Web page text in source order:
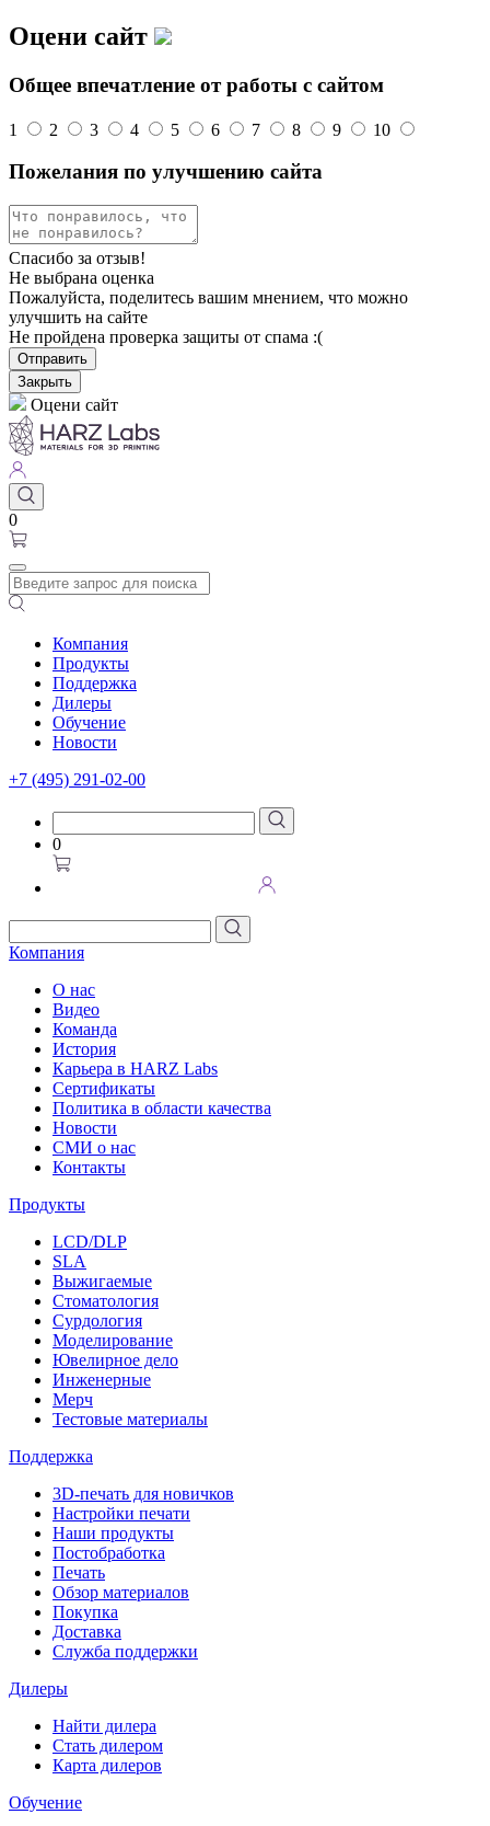
Оцени сайт
Общее впечатление от работы с сайтом
1 2 3 4 5 6 7 8 9 10
Пожелания по улучшению сайта
Спасибо за отзыв!
Не выбрана оценка
Пожалуйста, поделитесь вашим мнением, что можно
улучшить на сайте
Не пройдена проверка защиты от спама :(
Отправить
Закрыть
Оцени сайт
0
Компания
Продукты
Поддержка
Дилеры
Обучение
Новости
+7 (495) 291-02-00
0
Компания
О нас
Видео
Команда
История
Карьера в HARZ Labs
Сертификаты
Политика в области качества
Новости
СМИ о нас
Контакты
Продукты
LCD/DLP
SLA
Выжигаемые
Стоматология
Сурдология
Моделирование
Ювелирное дело
Инженерные
Мерч
Тестовые материалы
Поддержка
3D-печать для новичков
Настройки печати
Наши продукты
Постобработка
Печать
Обзор материалов
Покупка
Доставка
Служба поддержки
Дилеры
Найти дилера
Cтать дилером
Карта дилеров
Обучение